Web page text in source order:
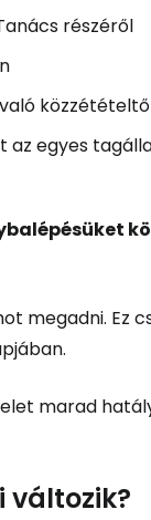
részéről
az egyes
megadni. Ez
marad
változik?